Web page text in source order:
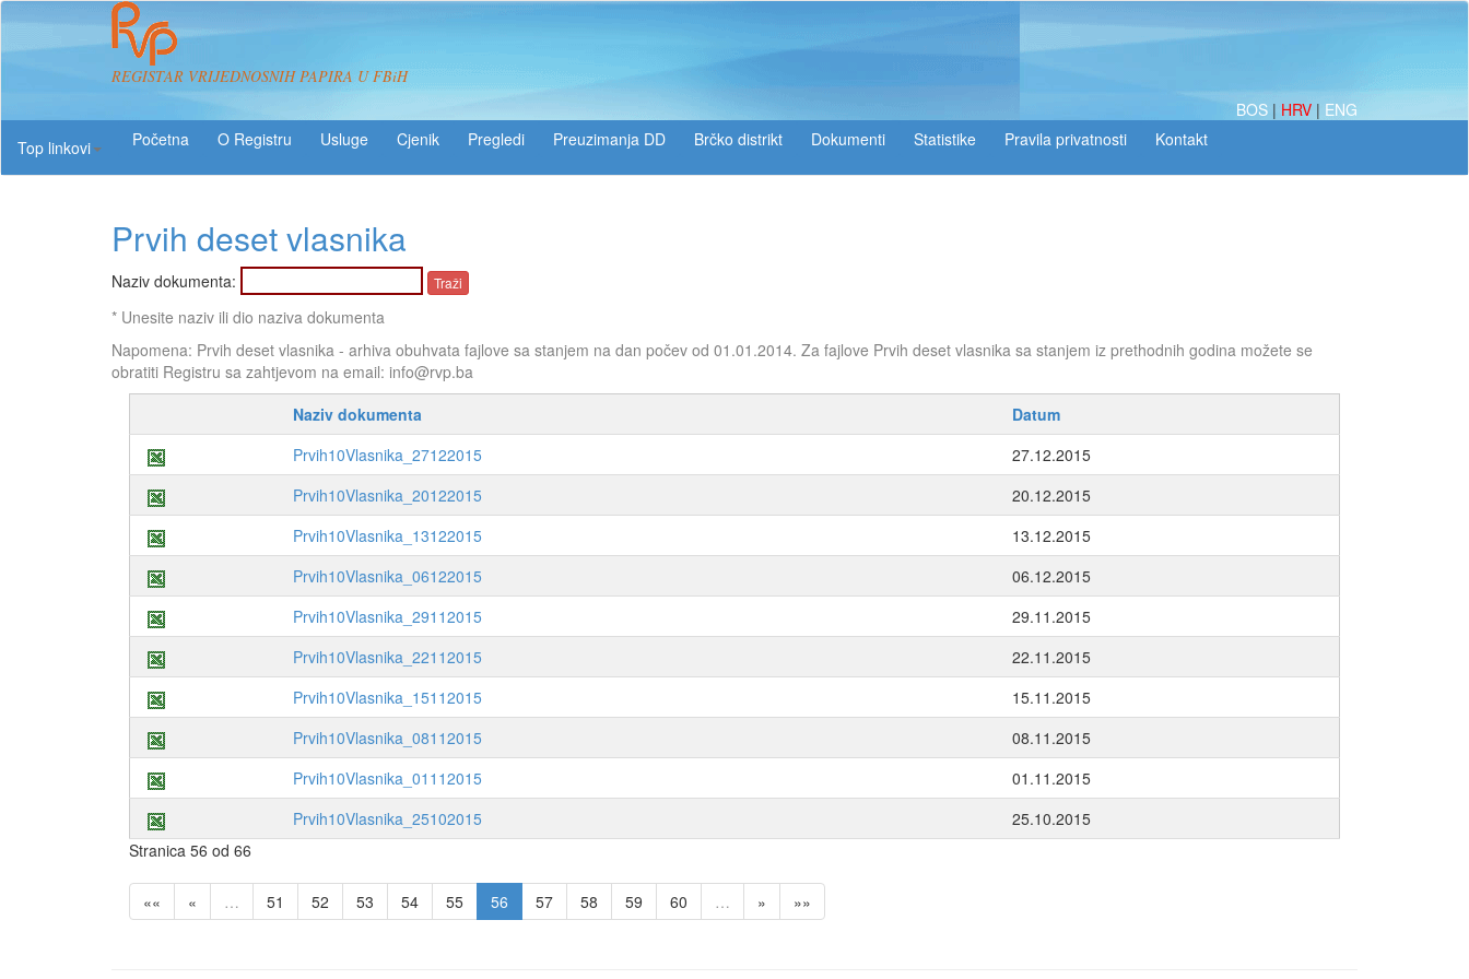
REGISTAR VRIJEDNOSNIH PAPIRA U FBiH
BOS | HRV | ENG
Top linkovi
O Registru Usluge Pregledi Preuzimanja DD Brčko distrikt Dokumenti Statistike
Prvih deset vlasnika
Naziv dokumenta:
* Unesite naziv ili dio naziva dokumenta
Napomena: Prvih deset vlasnika - arhiva obuhvata fajlove sa stanjem na dan počev od 01.01.2014. Za fajlove Prvih deset vlasnika sa stanjem iz prethodnih godina možete se
obratiti Registru sa zahtjevom na email: info@rvp.ba
Naziv dokumenta
Datum
Prvih10Vlasnika_27122015
27.12.2015
Prvih10Vlasnika_20122015
20.12.2015
Prvih10Vlasnika_13122015
13.12.2015
Prvih10Vlasnika_06122015
06.12.2015
Prvih10Vlasnika_29112015
29.11.2015
Prvih10Vlasnika_22112015
22.11.2015
Prvih10Vlasnika_15112015
15.11.2015
Prvih10Vlasnika_08112015
08.11.2015
Prvih10Vlasnika_01112015
01.11.2015
Prvih10Vlasnika_25102015
25.10.2015
Stranica 56 od 66
«« « … 51 52 53 54 55 56 57 58 59 60 … » »»